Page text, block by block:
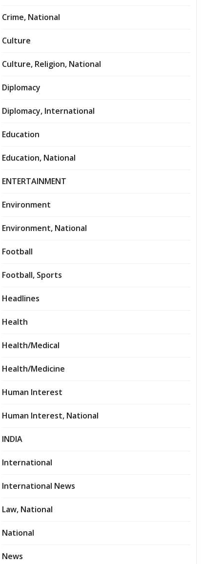
Crime, National
Culture
Culture, Religion, National
Diplomacy
Diplomacy, International
Education
Education, National
ENTERTAINMENT
Environment
Environment, National
Football
Football, Sports
Headlines
Health
Health/Medical
Health/Medicine
Human Interest
Human Interest, National
INDIA
International
International News
Law, National
National
News